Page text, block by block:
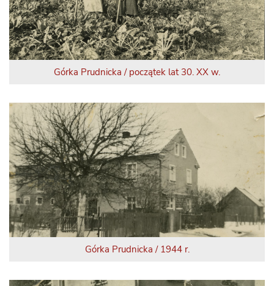
Górka Prudnicka / początek lat 30. XX w.
Górka Prudnicka / 1944 r.